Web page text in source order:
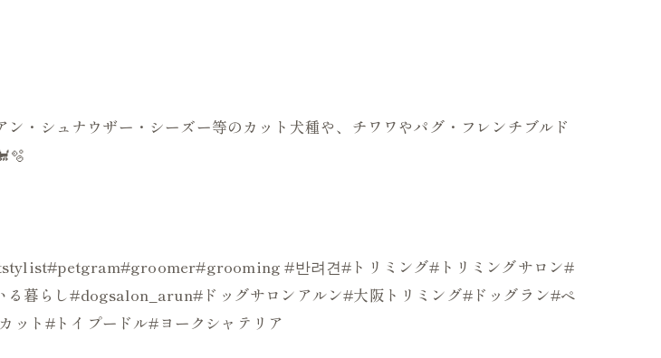
・シュナウザー・シーズー等のカット犬種や、チワワやパグ・フレンチブルド
#반려견#トリミング#トリミングサロン#
暮らし#dogsalon_arun#ドッグサロンアルン#大阪トリミング#ドッグラン#ペ
ット#トイプードル#ヨークシャテリア